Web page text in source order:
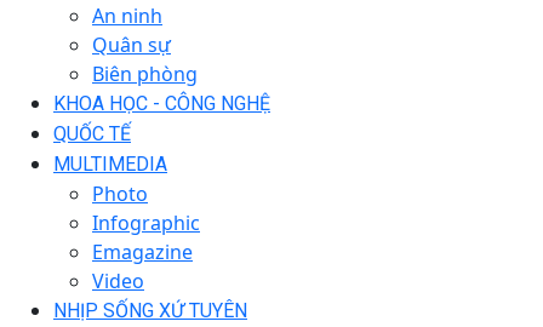
An ninh
Quân sự
Biên phòng
KHOA HỌC - CÔNG NGHỆ
QUỐC TẾ
MULTIMEDIA
Photo
Infographic
Emagazine
Video
NHỊP SỐNG XỨ TUYÊN